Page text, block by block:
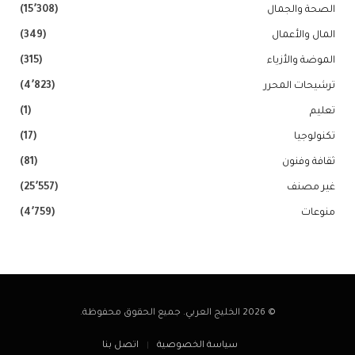
الصحة والجمال (15٬308)
المال والأعمال (349)
الموضة والأزياء (315)
ترشيحات المحرر (4٬823)
تعليم (1)
تكنولوجيا (17)
ثقافة وفنون (81)
غير مصنف (25٬557)
منوعات (4٬759)
© 2026 الخليج العربي. جميع الحقوق محفوظة.
سياسة الخصوصية اتصل بنا